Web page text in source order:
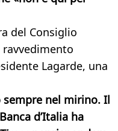
del Consiglio
Lagarde, una
sempre nel mirino. Il
d’Italia ha